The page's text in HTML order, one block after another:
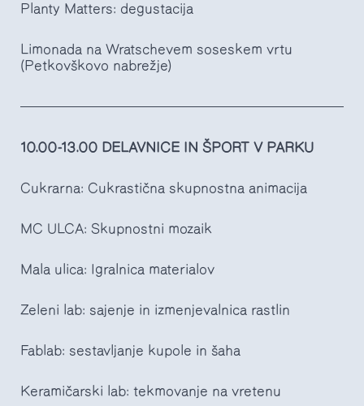
Planty Matters: degustacija
Limonada na Wratschevem soseskem vrtu
(Petkovškovo nabrežje)
10.00-13.00 DELAVNICE IN ŠPORT V PARKU
Cukrarna: Cukrastična skupnostna animacija
MC ULCA: Skupnostni mozaik
Mala ulica: Igralnica materialov
Zeleni lab: sajenje in izmenjevalnica rastlin
Fablab: sestavljanje kupole in šaha
Keramičarski lab: tekmovanje na vretenu